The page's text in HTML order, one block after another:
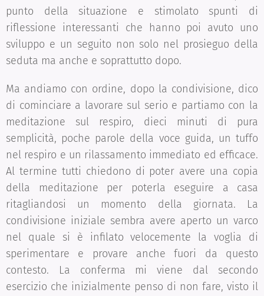
punto della situazione e stimolato spunti di
riflessione interessanti che hanno poi avuto uno
sviluppo e un seguito non solo nel prosieguo della
seduta ma anche e soprattutto dopo.
Ma andiamo con ordine, dopo la condivisione, dico
di cominciare a lavorare sul serio e partiamo con la
meditazione sul respiro, dieci minuti di pura
semplicità, poche parole della voce guida, un tuffo
nel respiro e un rilassamento immediato ed efficace.
Al termine tutti chiedono di poter avere una copia
della meditazione per poterla eseguire a casa
ritagliandosi un momento della giornata. La
condivisione iniziale sembra avere aperto un varco
nel quale si è infilato velocemente la voglia di
sperimentare e provare anche fuori da questo
contesto. La conferma mi viene dal secondo
esercizio che inizialmente penso di non fare, visto il